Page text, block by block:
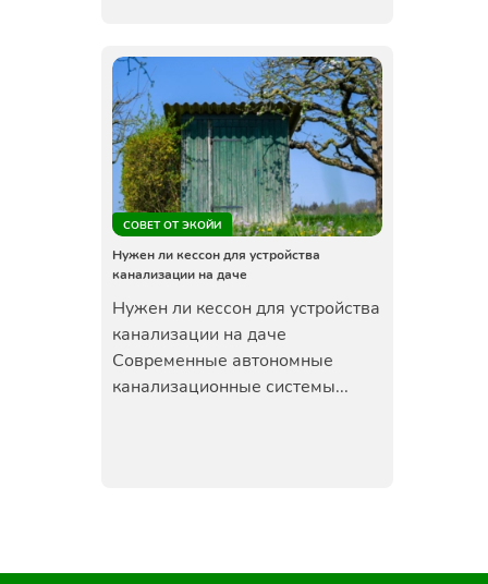
СОВЕТ ОТ ЭКОЙИ
Нужен ли кессон для устройства
канализации на даче
Нужен ли кессон для устройства
канализации на даче
Современные автономные
канализационные системы...